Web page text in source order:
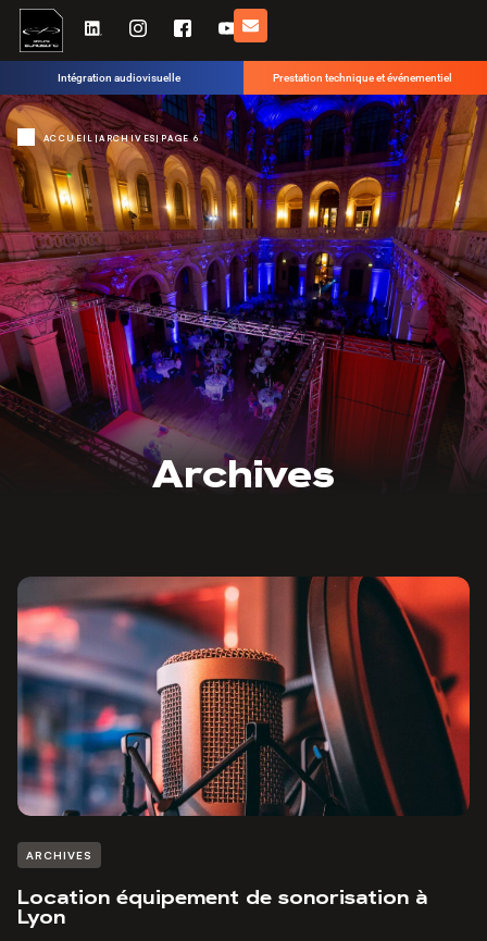
Intégration audiovisuelle Prestation technique et événementiel
ACCUEIL |ARCHIVES|PAGE 6
Archives
ARCHIVES
Location équipement de sonorisation à
Lyon